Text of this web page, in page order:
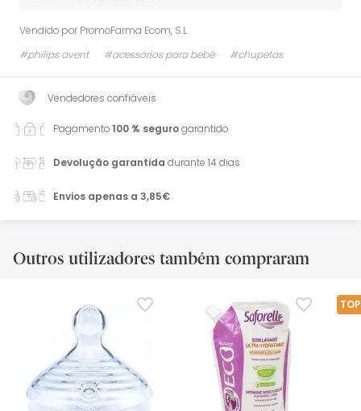
Vendido por PromoFarma Ecom, S.L.
#philips avent
#acessórios para bebé #chupetas
Vendedores confiáveis
Pagamento100 % segurogarantido
Devolução garantida durante 14 dias
Envios apenas a 3,85€
Outros utilizadores também compraram